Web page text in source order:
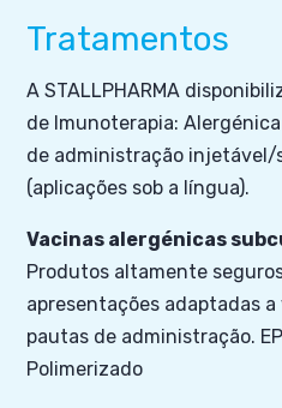
Tratamentos
A STALLPHARMA
de Imunoterapia:
de administração
(aplicações sob a língua).
Vacinas alergénicas
Produtos altamente
apresentações adaptadas
pautas de administração.
Polimerizado